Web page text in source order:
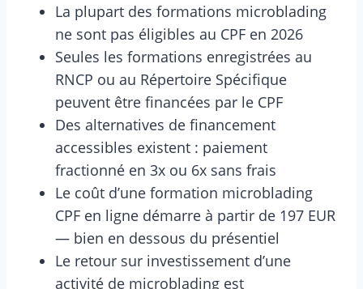
La plupart des formations microblading
ne sont pas éligibles au CPF en 2026
Seules les formations enregistrées au
RNCP ou au Répertoire Spécifique
peuvent être financées par le CPF
Des alternatives de financement
accessibles existent : paiement
fractionné en 3x ou 6x sans frais
Le coût d’une formation microblading
CPF en ligne démarre à partir de 197 EUR
— bien en dessous du présentiel
Le retour sur investissement d’une
activité de microblading est